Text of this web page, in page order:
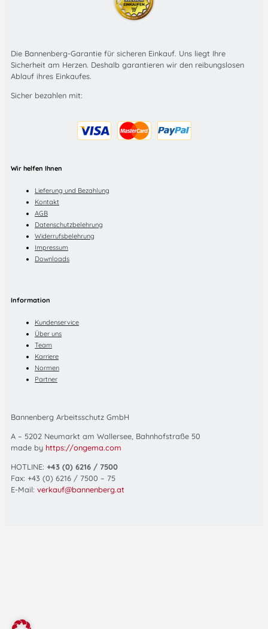
Die Bannenberg-Garantie für sicheren Einkauf. Uns liegt Ihre
Sicherheit am Herzen. Deshalb garantieren wir den reibungslosen
Ablauf ihres Einkaufes.
Sicher bezahlen mit:
Wir helfen Ihnen
Lieferung und Bezahlung
Kontakt
AGB
Datenschutzbelehrung
Widerrufsbelehrung
Impressum
Downloads
Information
Kundenservice
Über uns
Team
Karriere
Normen
Partner
Bannenberg Arbeitsschutz GmbH
A – 5202 Neumarkt am Wallersee, Bahnhofstraße 50
made by https://ongema.com
HOTLINE: +43 (0) 6216 / 7500
Fax: +43 (0) 6216 / 7500 – 75
E-Mail: verkauf@bannenberg.at